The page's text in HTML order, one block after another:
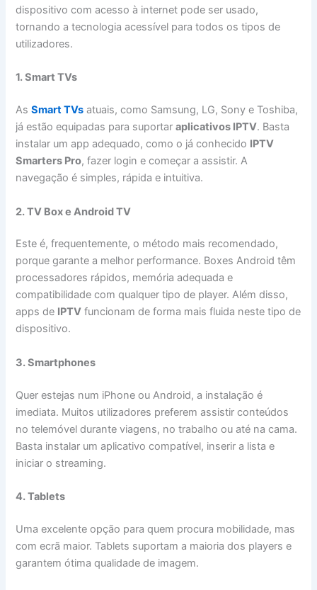
dispositivo com acesso à internet pode ser usado,
tornando a tecnologia acessível para todos os tipos de
utilizadores.
1. Smart TVs
AsSmart TVs atuais, como Samsung, LG, Sony e Toshiba,
já estão equipadas para suportaraplicativos IPTV. Basta
instalar um app adequado, como o já conhecido IPTV
Smarters Pro, fazer login e começar a assistir. A
navegação é simples, rápida e intuitiva.
2. TV Box e Android TV
Este é, frequentemente, o método mais recomendado,
porque garante a melhor performance. Boxes Android têm
processadores rápidos, memória adequada e
compatibilidade com qualquer tipo de player. Além disso,
apps de IPTV funcionam de forma mais fluida neste tipo de
dispositivo.
3. Smartphones
Quer estejas num iPhone ou Android, a instalação é
imediata. Muitos utilizadores preferem assistir conteúdos
no telemóvel durante viagens, no trabalho ou até na cama.
Basta instalar um aplicativo compatível, inserir a lista e
iniciar o streaming.
4. Tablets
Uma excelente opção para quem procura mobilidade, mas
com ecrã maior. Tablets suportam a maioria dos players e
garantem ótima qualidade de imagem.